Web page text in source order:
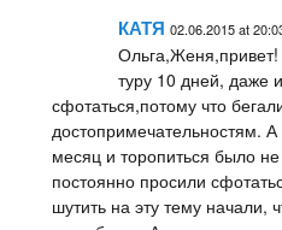
КАТЯ 02.06.2015 at
туру 10 дней, даже
сфотаться,потому что
достопримечательностям. А
месяц и торопиться было
постоянно просили
шутить на эту тему начали,